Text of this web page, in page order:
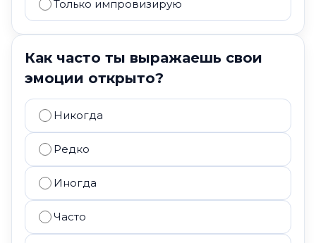
Только импровизирую
Как часто ты выражаешь свои
эмоции открыто?
Никогда
Редко
Иногда
Часто